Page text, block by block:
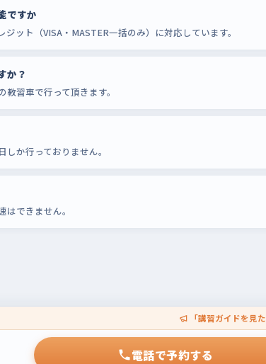
ですか
ット（VISA・MASTER一括のみ）に対応しています。
か？
習車で行って頂きます。
か行っておりません。
できません。
「講習ガイドを見た
電話で予約する